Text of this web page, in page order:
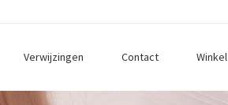
Verwijzingen Contact Winkel